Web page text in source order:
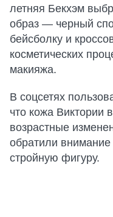
летняя Бекхэм
образ — черный
бейсболку и
косметических
макияжа.
В соцсетях
что кожа Виктории
возрастные
обратили
стройную фигуру.